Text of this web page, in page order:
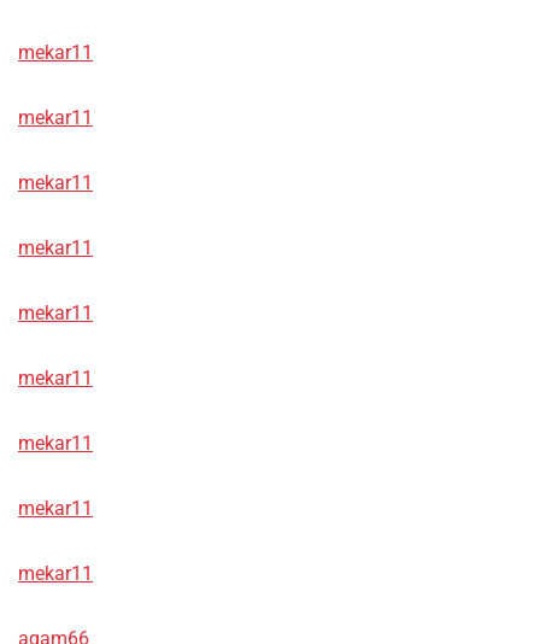
mekar11
mekar11
mekar11
mekar11
mekar11
mekar11
mekar11
mekar11
mekar11
agam66